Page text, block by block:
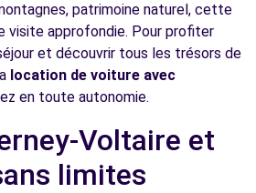
BYMYCAR LEMAN -
(P)
patrimoine naturel, cette
visite approfondie. Pour profiter
et découvrir tous les trésors de
location de voiture avec
en toute autonomie.
Voltaire et
limites